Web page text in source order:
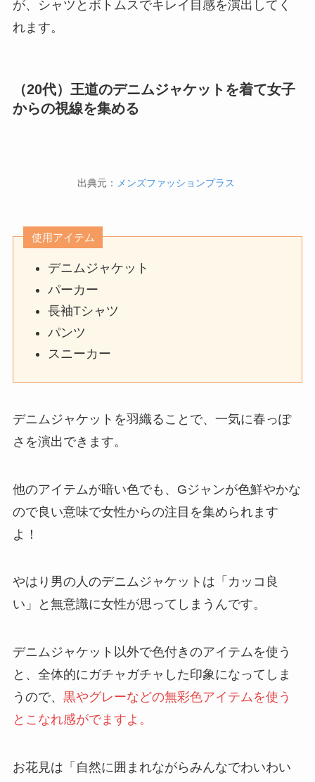
が、シャツとボトムスでキレイ目感を演出してく
れます。
（20代）王道のデニムジャケットを着て女子
からの視線を集める
出典元： メンズファッションプラス
使用アイテム
デニムジャケット
パーカー
長袖Tシャツ
パンツ
スニーカー
デニムジャケットを羽織ることで、一気に春っぽ
さを演出できます。
他のアイテムが暗い色でも、Gジャンが色鮮やかな
ので良い意味で女性からの注目を集められます
よ！
やはり男の人のデニムジャケットは「カッコ良
い」と無意識に女性が思ってしまうんです。
デニムジャケット以外で色付きのアイテムを使う
と、全体的にガチャガチャした印象になってしま
うので、 黒やグレーなどの無彩色アイテムを使う
とこなれ感がでますよ。
お花見は「自然に囲まれながらみんなでわいわい